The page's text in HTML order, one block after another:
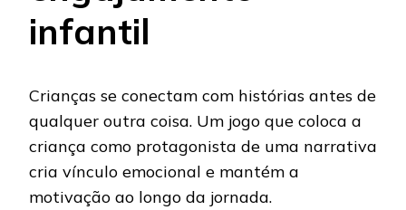
infantil
Crianças se conectam com histórias antes de
qualquer outra coisa. Um jogo que coloca a
criança como protagonista de uma narrativa
cria vínculo emocional e mantém a
motivação ao longo da jornada.